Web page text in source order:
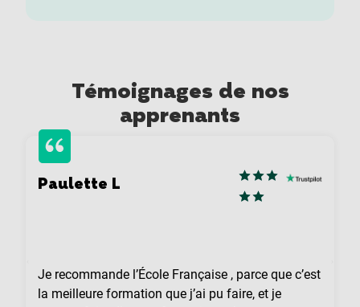
Témoignages de nos
apprenants
Paulette L
Je recommande l’École Française , parce que c’est
la meilleure formation que j’ai pu faire, et je